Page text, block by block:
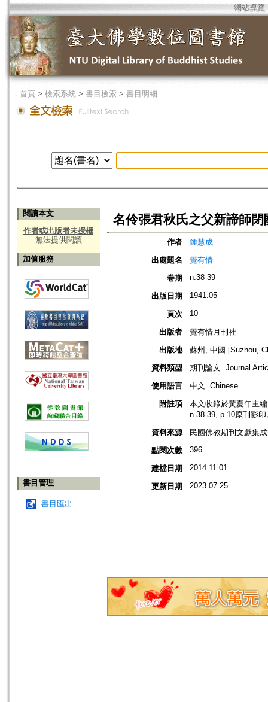
網站導覽
． 首頁 > 檢索系統 > 書目檢索 > 書目明細
閱讀本文
作者或出版者未授權
無法提供閱讀
加值服務
書目管理
書目匯出
名伶張君秋氏之父新諦師
作者
鍾慧成
出處題名
覺有情
卷期
n.38-39
出版日期 1941.05
頁次 10
出版者
覺有情月刊社
出版地
蘇州, 中國 [Suzhou,
資料類型
期刊論文=Journal
使用語言
中文=Chinese
附註項
本文收錄於黃夏年主
n.38-39, p.10原刊影印
資料來源
民國佛教期刊文獻集
點閱次數
396
建檔日期 2014.11.01
更新日期 2023.07.25